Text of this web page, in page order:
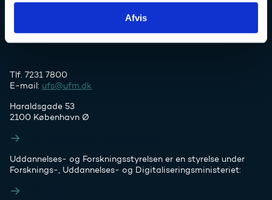
Afvis
Tlf. 7231 7800
E-mail: ufs@ufm.dk
Haraldsgade 53
2100 København Ø
Uddannelses- og Forskningsstyrelsen er en styrelse under
Forsknings-, Uddannelses- og Digitaliseringsministeriet: